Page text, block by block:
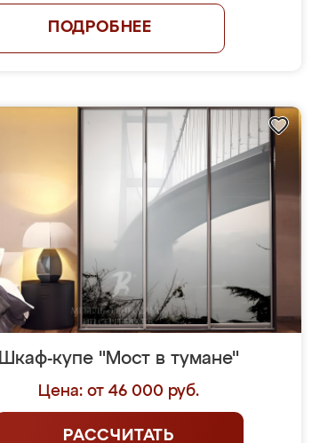
ПОДРОБНЕЕ
Шкаф-купе "Мост в тумане"
Цена: от 46 000 руб.
РАССЧИТАТЬ